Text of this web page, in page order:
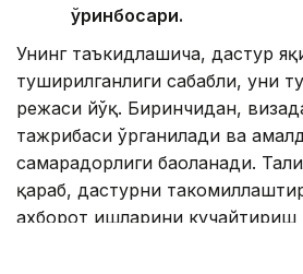
ўринбосари.
Унинг таъкидлашича, дастур
туширилганлиги сабабли, уни
режаси йўқ. Биринчидан,
тажрибаси ўрганилади ва
самарадорлиги баҳоланади.
қараб, дастурни
ахборот ишларини кучайтириш